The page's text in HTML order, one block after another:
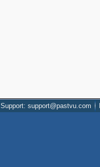
Support: support@pastvu.com